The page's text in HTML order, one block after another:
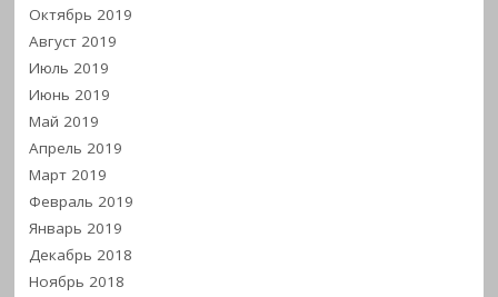
Октябрь 2019
Август 2019
Июль 2019
Июнь 2019
Май 2019
Апрель 2019
Март 2019
Февраль 2019
Январь 2019
Декабрь 2018
Ноябрь 2018